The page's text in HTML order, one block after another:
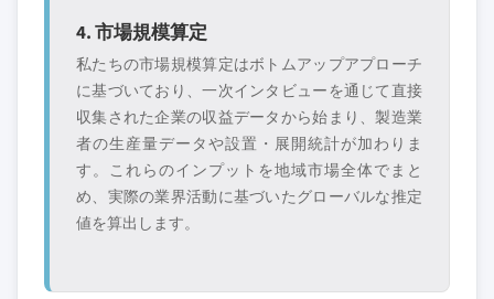
4. 市場規模算定
私たちの市場規模算定はボトムアップアプローチ
に基づいており、一次インタビューを通じて直接
収集された企業の収益データから始まり、製造業
者の生産量データや設置・展開統計が加わりま
す。これらのインプットを地域市場全体でまと
め、実際の業界活動に基づいたグローバルな推定
値を算出します。